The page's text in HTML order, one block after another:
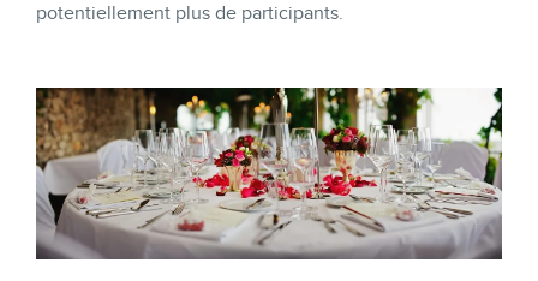
potentiellement plus de participants.